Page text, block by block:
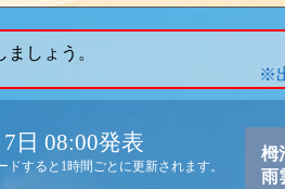
しょう。
※
日 08:00発表
ドすると1時間ごとに更新されます。
栂
雨